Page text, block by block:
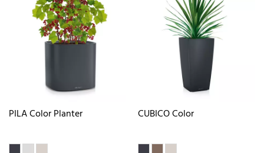
PILA Color Planter CUBICO Color